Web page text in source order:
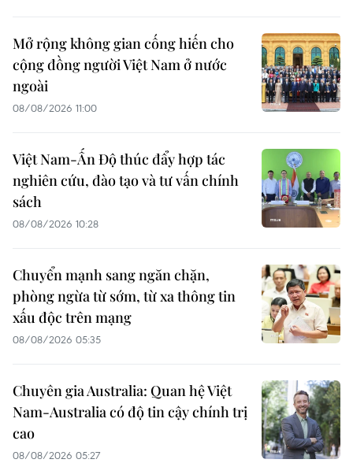
Mở rộng không gian cống hiến cho
cộng đồng người Việt Nam ở nước
ngoài
08/08/2026 11:00
Việt Nam-Ấn Độ thúc đẩy hợp tác
nghiên cứu, đào tạo và tư vấn chính
sách
08/08/2026 10:28
Chuyển mạnh sang ngăn chặn,
phòng ngừa từ sớm, từ xa thông tin
xấu độc trên mạng
08/08/2026 05:35
Chuyên gia Australia: Quan hệ Việt
Nam-Australia có độ tin cậy chính trị
cao
08/08/2026 05:27